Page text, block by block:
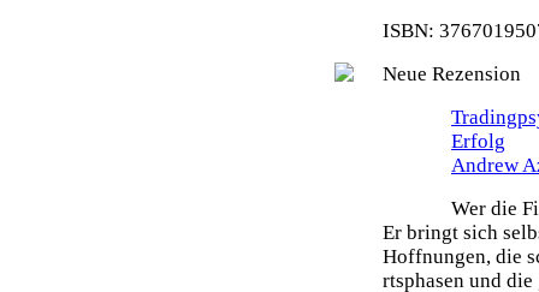
ISBN:
Neue Rezension
Erfolg
Andrew
Wer die
Er bringt sich
Hoffnungen, die
rtsphasen und